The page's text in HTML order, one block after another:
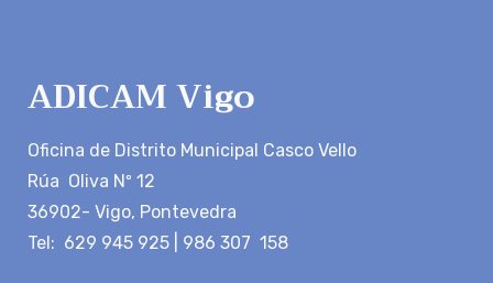
ADICAM Vigo
Oficina de Distrito Municipal Casco Vello
Rúa Oliva Nº 12
36902- Vigo, Pontevedra
Tel: 629 945 925 | 986 307 158